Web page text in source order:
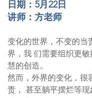
日期：5月22日
讲师：方老师
变化的世界，不变的当
界，我 们需要组织更
慧的创造。
然而，外界的变化，很
责， 甚至躺平摆烂等